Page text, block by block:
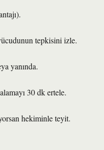
tepkisini izle.
yanında.
30 dk ertele.
hekiminle teyit.